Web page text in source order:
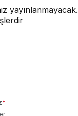
yayınlanmayacak.
*